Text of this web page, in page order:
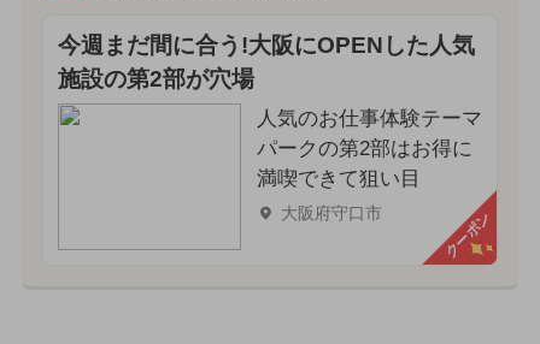
今週まだ間に合う!大阪にOPENした人気
施設の第2部が穴場
人気のお仕事体験テーマ
パークの第2部はお得に
満喫できて狙い目
大阪府守口市 クーポン